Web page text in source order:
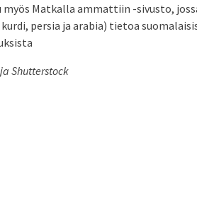
Matkalla ammattiin -sivusto,
persia ja arabia) tietoa
Shutterstock